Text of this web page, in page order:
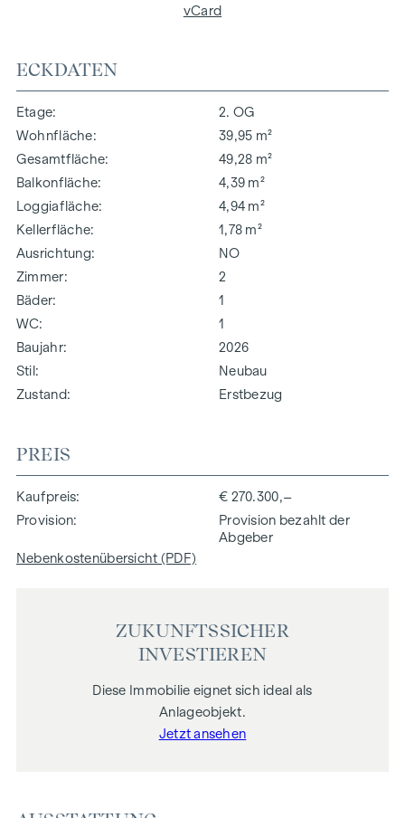
ECKDATEN
Etage
2. OG
Wohnfläche
39,95 m²
Gesamtfläche
49,28 m²
Balkonfläche
4,39 m²
Loggiafläche
4,94 m²
Kellerfläche
1,78 m²
Ausrichtung
NO
Zimmer
2
Bäder
1
WC
1
Baujahr
2026
Stil
Neubau
Zustand
Erstbezug
PREIS
Kaufpreis
€ 270.300,–
Provision
Provision bezahlt der
Abgeber
Nebenkostenübersicht (PDF)
ZUKUNFTSSICHER
INVESTIEREN
Diese Immobilie eignet sich ideal als
Anlageobjekt.
Jetzt ansehen
vCard